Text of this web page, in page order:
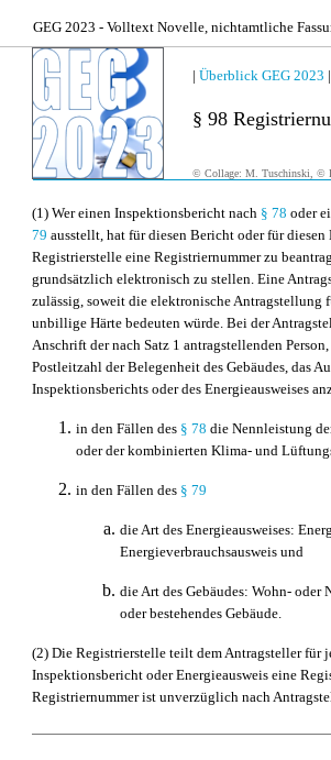
GEG 2023 - Volltext Novelle, nichtamtliche
| Überblick GEG 2023
§ 98
© Collage: M. Tuschinski, ©
(1) Wer einen Inspektionsbericht nach § 78 oder
79 ausstellt, hat für diesen Bericht oder für diesen
Registrierstelle eine Registriernummer zu
grundsätzlich elektronisch zu stellen. Eine
zulässig, soweit die elektronische Antragstellung
unbillige Härte bedeuten würde. Bei der
Anschrift der nach Satz 1 antragstellenden
Postleitzahl der Belegenheit des Gebäudes, das
Inspektionsberichts oder des Energieausweises
in den Fällen des § 78 die Nennleistung
oder der kombinierten Klima- und
in den Fällen des § 79
die Art des Energieausweises:
Energieverbrauchsausweis und
die Art des Gebäudes: Wohn- oder
oder bestehendes Gebäude.
(2) Die Registrierstelle teilt dem Antragsteller für
Inspektionsbericht oder Energieausweis eine
Registriernummer ist unverzüglich nach